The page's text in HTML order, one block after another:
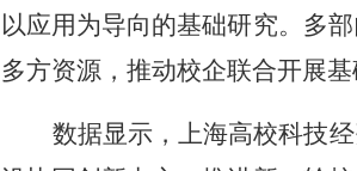
以应用为导向的基础研究。多
多方资源，推动校企联合开展
数据显示，上海高校科技